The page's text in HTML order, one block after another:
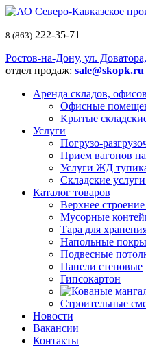
8 (863) 222-35-71
Ростов-на-Дону, ул.
отдел продаж: sale@skopk.ru
Аренда складов, офисов
Офисные
Крытые
Услуги
Погрузо-
Прием вагонов на
Услуги ЖД
Складские
Каталог товаров
Верхнее
Мусорные
Тара для
Напольные
Подвесные
Панели стеновые
Гипсокартон
Строительные
Новости
Вакансии
Контакты